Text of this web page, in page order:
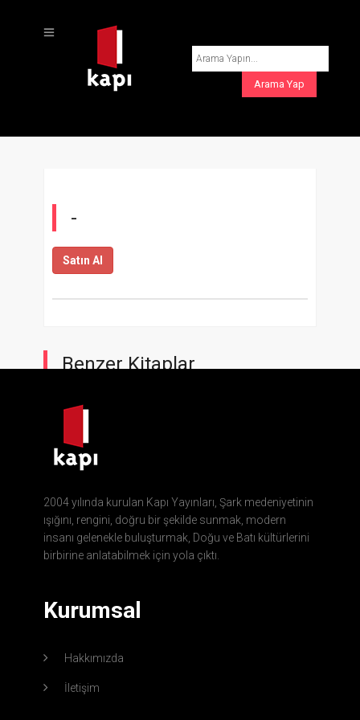
-
Satın Al
Benzer Kitaplar
2004 yılında kurulan Kapı Yayınları, Şark medeniyetinin
ışığını, rengini, doğru bir şekilde sunmak, modern
insanı gelenekle buluşturmak, Doğu ve Batı kültürlerini
birbirine anlatabilmek için yola çıktı.
Kurumsal
Hakkımızda
İletişim